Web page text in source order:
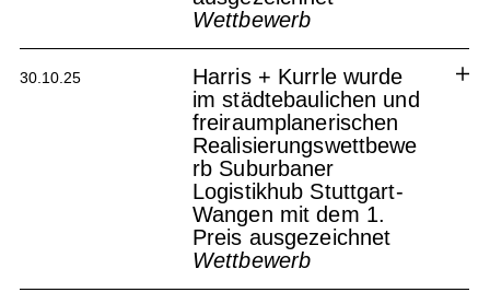
Wettbewerb
Wohn- und Geschäftshaus
Ludwigsburg
30.10.25
Harris + Kurrle wurde
im städtebaulichen und
freiraumplanerischen
Realisierungswettbewe
rb Suburbaner
Logistikhub Stuttgart-
Wangen mit dem 1.
Preis ausgezeichnet
Wettbewerb